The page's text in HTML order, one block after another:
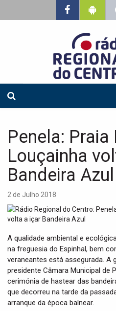
Penela: Praia
Louçainha
Bandeira Azul
2 de Julho 2018
A qualidade ambiental e
na freguesia do Espinhal, bem
veraneantes está assegurada. A
presidente Câmara Municipal de
cerimónia de hastear das
que decorreu na tarde da
arranque da época balnear.